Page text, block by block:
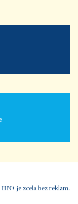
je zcela bez reklam.